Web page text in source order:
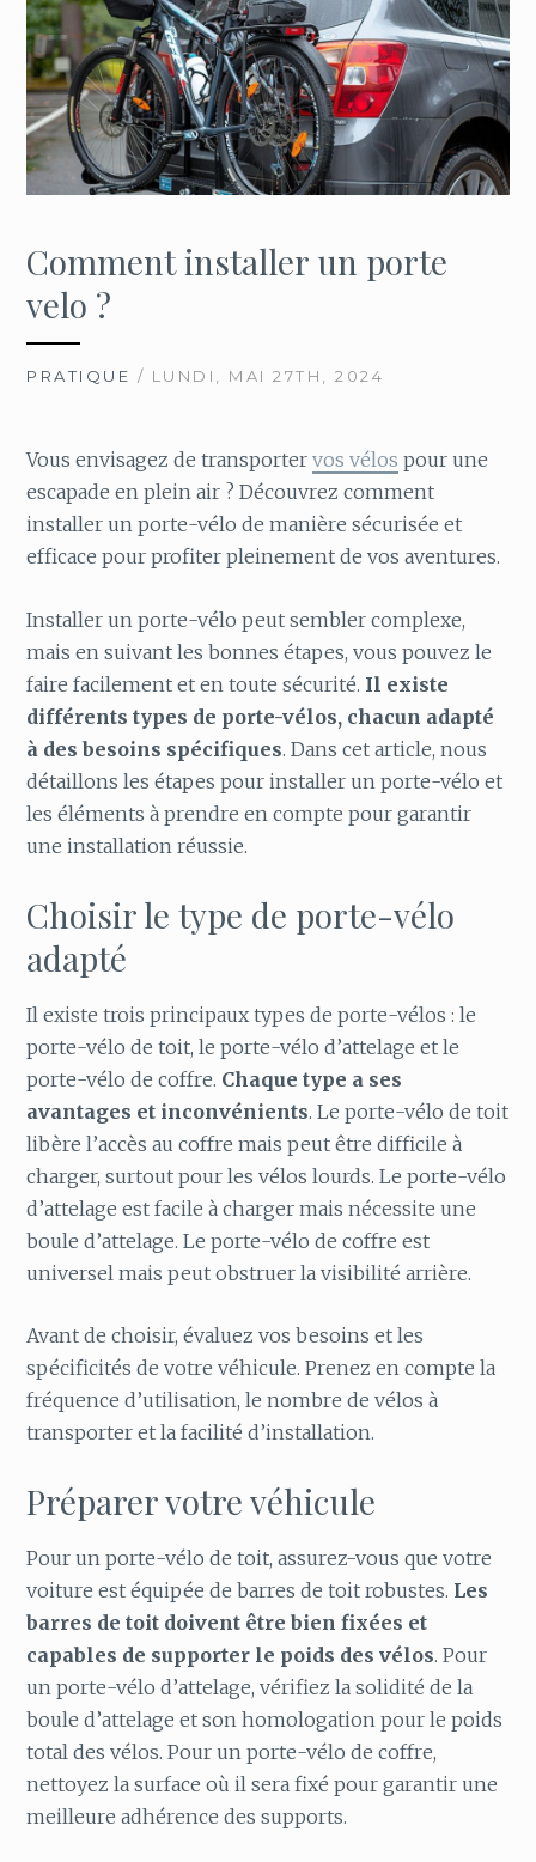
Comment installer un porte
velo ?
PRATIQUE / LUNDI, MAI 27TH, 2024
Vous envisagez de transportervos vélos pour une
escapade en plein air ? Découvrez comment
installer un porte-vélo de manière sécurisée et
efficace pour profiter pleinement de vos aventures.
Installer un porte-vélo peut sembler complexe,
mais en suivant les bonnes étapes, vous pouvez le
faire facilement et en toute sécurité. Il existe
différents types de porte-vélos, chacun adapté
à des besoins spécifiques. Dans cet article, nous
détaillons les étapes pour installer un porte-vélo et
les éléments à prendre en compte pour garantir
une installation réussie.
Choisir le type de porte-vélo
adapté
Il existe trois principaux types de porte-vélos : le
porte-vélo de toit, le porte-vélo d’attelage et le
porte-vélo de coffre. Chaque type a ses
avantages et inconvénients. Le porte-vélo de toit
libère l’accès au coffre mais peut être difficile à
charger, surtout pour les vélos lourds. Le porte-vélo
d’attelage est facile à charger mais nécessite une
boule d’attelage. Le porte-vélo de coffre est
universel mais peut obstruer la visibilité arrière.
Avant de choisir, évaluez vos besoins et les
spécificités de votre véhicule. Prenez en compte la
fréquence d’utilisation, le nombre de vélos à
transporter et la facilité d’installation.
Préparer votre véhicule
Pour un porte-vélo de toit, assurez-vous que votre
voiture est équipée de barres de toit robustes. Les
barres de toit doivent être bien fixées et
capables de supporter le poids des vélos. Pour
un porte-vélo d’attelage, vérifiez la solidité de la
boule d’attelage et son homologation pour le poids
total des vélos. Pour un porte-vélo de coffre,
nettoyez la surface où il sera fixé pour garantir une
meilleure adhérence des supports.